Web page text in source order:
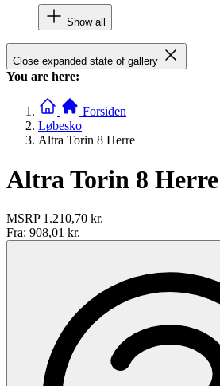
Show all
Close expanded state of gallery
You are here:
Forsiden
Løbesko
Altra Torin 8 Herre
Altra Torin 8 Herre
MSRP 1.210,70 kr.
Fra: 908,01 kr.